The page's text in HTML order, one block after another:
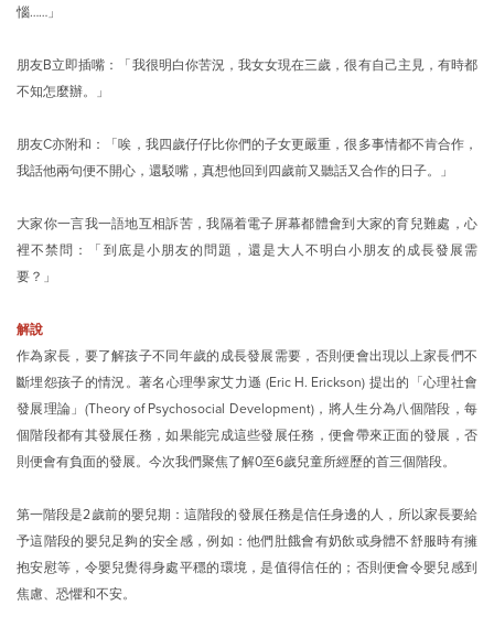
惱……」
朋友B立即插嘴：「我很明白你苦況，我女女現在三歲，很有自己主見，有時都
不知怎麼辦。」
朋友C亦附和：「唉，我四歲仔仔比你們的子女更嚴重，很多事情都不肯合作，
我話他兩句便不開心，還駁嘴，真想他回到四歲前又聽話又合作的日子。」
大家你一言我一語地互相訴苦，我隔着電子屏幕都體會到大家的育兒難處，心
裡不禁問：「到底是小朋友的問題，還是大人不明白小朋友的成長發展需
要？」
解說
作為家長，要了解孩子不同年歲的成長發展需要，否則便會出現以上家長們不
斷埋怨孩子的情況。著名心理學家艾力遜 (Eric H. Erickson) 提出的「心理社會
發展理論」(Theory of Psychosocial Development)，將人生分為八個階段，每
個階段都有其發展任務，如果能完成這些發展任務，便會帶來正面的發展，否
則便會有負面的發展。今次我們聚焦了解0至6歲兒童所經歷的首三個階段。
第一階段是2歲前的嬰兒期：這階段的發展任務是信任身邊的人，所以家長要給
予這階段的嬰兒足夠的安全感，例如：他們肚餓會有奶飲或身體不舒服時有擁
抱安慰等，令嬰兒覺得身處平穩的環境，是值得信任的；否則便會令嬰兒感到
焦慮、恐懼和不安。